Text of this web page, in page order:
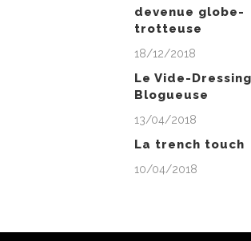
devenue globe-
trotteuse
18/12/2018
Le Vide-Dressing
Blogueuse
13/04/2018
La trench touch
10/04/2018